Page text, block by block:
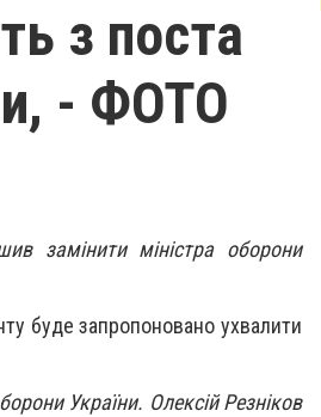
з поста
- ФОТО
замінити міністра оборони
буде запропоновано ухвалити
України. Олексій Резніков